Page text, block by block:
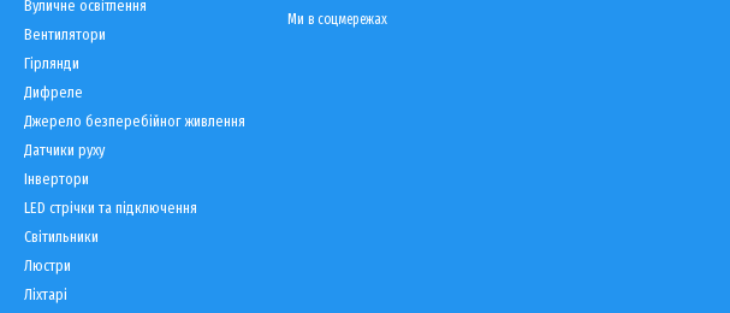
Вуличне освітлення
Вентилятори
Гірлянди
Дифреле
Джерело безперебійног живлення
Датчики руху
Інвертори
LED cтрічки та підключення
Світильники
Люстри
Ліхтарі
Ми в соцмережах